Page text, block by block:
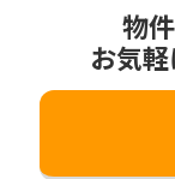
物
お気